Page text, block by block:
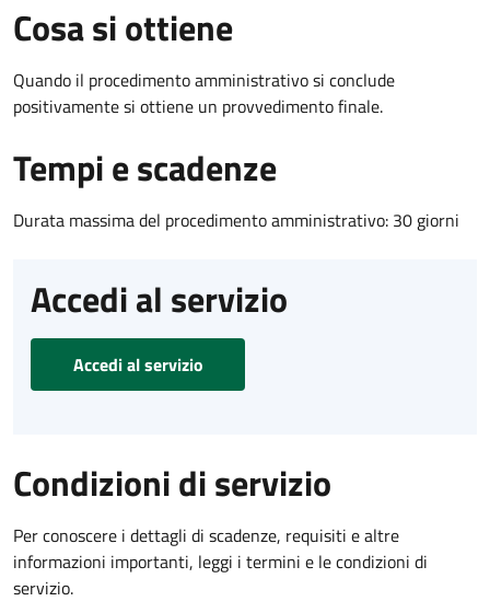
Cosa si ottiene
Quando il procedimento amministrativo si conclude
positivamente si ottiene un provvedimento finale.
Tempi e scadenze
Durata massima del procedimento amministrativo: 30 giorni
Accedi al servizio
Accedi al servizio
Condizioni di servizio
Per conoscere i dettagli di scadenze, requisiti e altre
informazioni importanti, leggi i termini e le condizioni di
servizio.